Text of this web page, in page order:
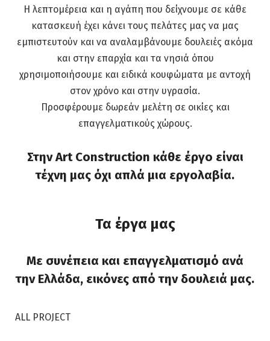
Η λεπτομέρεια και η αγάπη που δείχνουμε σε κάθε
κατασκευή έχει κάνει τους πελάτες μας να μας
εμπιστευτούν και να αναλαμβάνουμε δουλειές ακόμα
και στην επαρχία και τα νησιά όπου
χρησιμοποιήσουμε και ειδικά κουφώματα με αντοχή
στον χρόνο και στην υγρασία.
Προσφέρουμε δωρεάν μελέτη σε οικίες και
επαγγελματικούς χώρους.
Στην Art Construction κάθε έργο είναι
τέχνη μας όχι απλά μια εργολαβία.
Τα έργα μας
Με συνέπεια και επαγγελματισμό ανά
την Ελλάδα, εικόνες από την δουλειά μας.
ALL PROJECT